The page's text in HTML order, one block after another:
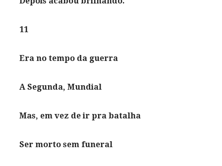
11
Era no tempo da guerra
A Segunda, Mundial
Mas, em vez de ir pra batalha
Ser morto sem funeral